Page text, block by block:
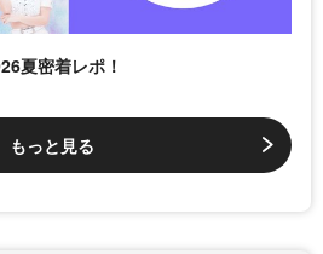
夏密着レポ！
もっと見る